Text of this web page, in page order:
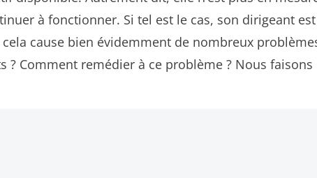
à fonctionner. Si tel est le cas, son dirigeant
cause bien évidemment de nombreux
? Comment remédier à ce problème ? Nous